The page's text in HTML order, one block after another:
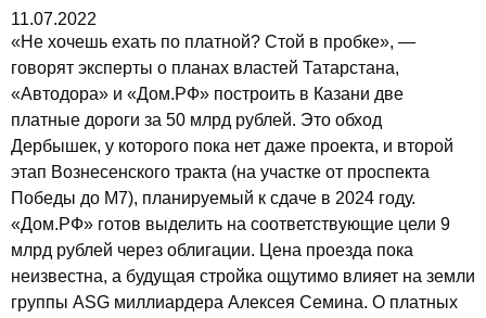
11.07.2022
«Не хочешь ехать по платной? Стой в пробке», —
говорят эксперты о планах властей Татарстана,
«Автодора» и «Дом.РФ» построить в Казани две
платные дороги за 50 млрд рублей. Это обход
Дербышек, у которого пока нет даже проекта, и второй
этап Вознесенского тракта (на участке от проспекта
Победы до М7), планируемый к сдаче в 2024 году.
«Дом.РФ» готов выделить на соответствующие цели 9
млрд рублей через облигации. Цена проезда пока
неизвестна, а будущая стройка ощутимо влияет на земли
группы ASG миллиардера Алексея Семина. О платных